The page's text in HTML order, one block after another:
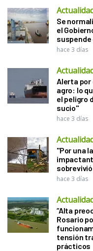
Se
el
hace 3 días
Alerta
agro: lo
el peligro
sucio"
hace 3 días
"Por una
hace 3 días
“Alta
Rosario
tensión
prácticos